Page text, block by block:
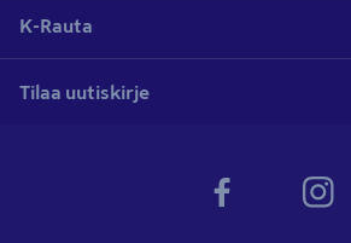
K-Rauta
Tilaa uutiskirje